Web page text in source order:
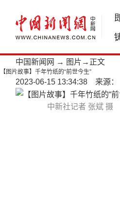
中国新闻网 → 图片 →正文
【图片故事】千年竹纸的“前世今生”
2023-06-15 13:34:38 来源：
中新社记者 张斌 摄